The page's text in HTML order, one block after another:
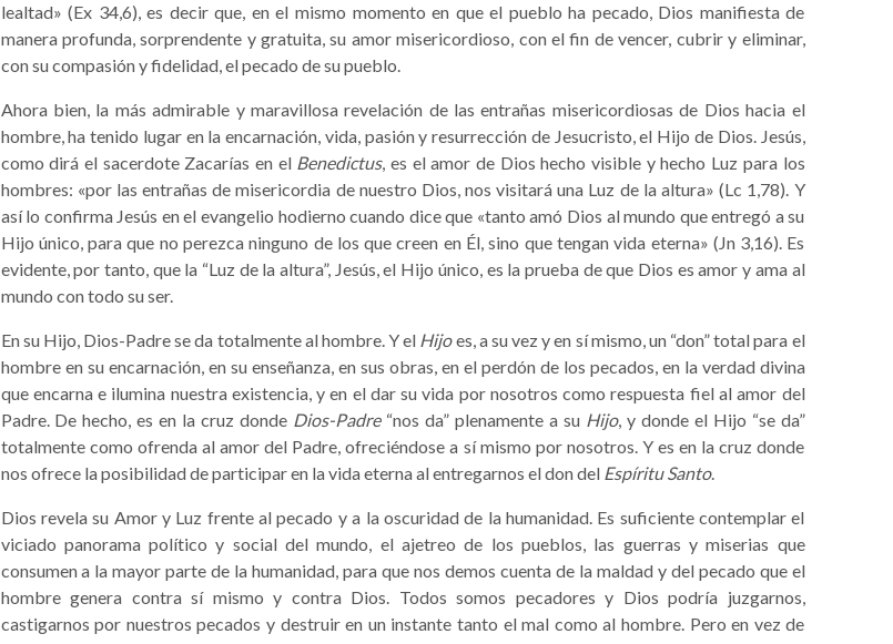
lealtad» (Ex 34,6), es decir que, en el mismo momento en que el pueblo ha pecado, Dios manifiesta de
manera profunda, sorprendente y gratuita, su amor misericordioso, con el fin de vencer, cubrir y eliminar,
con su compasión y fidelidad, el pecado de su pueblo.
Ahora bien, la más admirable y maravillosa revelación de las entrañas misericordiosas de Dios hacia el
hombre, ha tenido lugar en la encarnación, vida, pasión y resurrección de Jesucristo, el Hijo de Dios. Jesús,
como dirá el sacerdote Zacarías en el Benedictus, es el amor de Dios hecho visible y hecho Luz para los
hombres: «por las entrañas de misericordia de nuestro Dios, nos visitará una Luz de la altura» (Lc 1,78). Y
así lo confirma Jesús en el evangelio hodierno cuando dice que «tanto amó Dios al mundo que entregó a su
Hijo único, para que no perezca ninguno de los que creen en Él, sino que tengan vida eterna» (Jn 3,16). Es
evidente, por tanto, que la “Luz de la altura”, Jesús, el Hijo único, es la prueba de que Dios es amor y ama al
mundo con todo su ser.
En su Hijo, Dios-Padre se da totalmente al hombre. Y el Hijoes, a su vez y en sí mismo, un “don” total para el
hombre en su encarnación, en su enseñanza, en sus obras, en el perdón de los pecados, en la verdad divina
que encarna e ilumina nuestra existencia, y en el dar su vida por nosotros como respuesta fiel al amor del
Padre. De hecho, es en la cruz donde Dios-Padre“nos da” plenamente a su Hijo, y donde el Hijo “se da”
totalmente como ofrenda al amor del Padre, ofreciéndose a sí mismo por nosotros. Y es en la cruz donde
nos ofrece la posibilidad de participar en la vida eterna al entregarnos el don del Espíritu Santo.
Dios revela su Amor y Luz frente al pecado y a la oscuridad de la humanidad. Es suficiente contemplar el
viciado panorama político y social del mundo, el ajetreo de los pueblos, las guerras y miserias que
consumen a la mayor parte de la humanidad, para que nos demos cuenta de la maldad y del pecado que el
hombre genera contra sí mismo y contra Dios. Todos somos pecadores y Dios podría juzgarnos,
castigarnos por nuestros pecados y destruir en un instante tanto el mal como al hombre. Pero en vez de